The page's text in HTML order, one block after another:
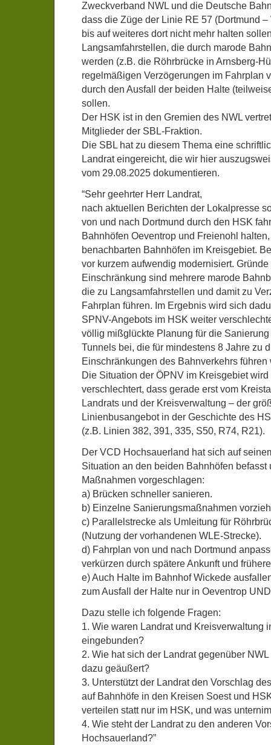
Zweckverband NWL und die Deutsche
dass die Züge der Linie RE 57 (Dortmund –
bis auf weiteres dort nicht mehr halten
Langsamfahrstellen, die durch marode
werden (z.B. die Röhrbrücke in Arnsberg-
regelmäßigen Verzögerungen im Fahrplan
durch den Ausfall der beiden Halte
sollen.
Der HSK ist in den Gremien des NWL
Mitglieder der SBL-Fraktion.
Die SBL hat zu diesem Thema eine
Landrat eingereicht, die wir hier
vom 29.08.2025 dokumentieren.
“Sehr geehrter Herr Landrat,
nach aktuellen Berichten der Lokalpresse
von und nach Dortmund durch den HSK
Bahnhöfen Oeventrop und Freienohl
benachbarten Bahnhöfen im Kreisgebiet.
vor kurzem aufwendig modernisiert.
Einschränkung sind mehrere marode
die zu Langsamfahrstellen und damit zu
Fahrplan führen. Im Ergebnis wird sich
SPNV-Angebots im HSK weiter
völlig mißglückte Planung für die
Tunnels bei, die für mindestens 8 Jahre zu
Einschränkungen des Bahnverkehrs führen
Die Situation der ÖPNV im Kreisgebiet
verschlechtert, dass gerade erst vom
Landrats und der Kreisverwaltung – der
Linienbusangebot in der Geschichte des
(z.B. Linien 382, 391, 335, S50, R74, R21).
Der VCD Hochsauerland hat sich auf
Situation an den beiden Bahnhöfen befasst
Maßnahmen vorgeschlagen:
a) Brücken schneller sanieren.
b) Einzelne Sanierungsmaßnahmen
c) Parallelstrecke als Umleitung für
(Nutzung der vorhandenen WLE-Strecke).
d) Fahrplan von und nach Dortmund
verkürzen durch spätere Ankunft und
e) Auch Halte im Bahnhof Wickede
zum Ausfall der Halte nur in Oeventrop
Dazu stelle ich folgende Fragen:
1. Wie waren Landrat und Kreisverwaltung
eingebunden?
2. Wie hat sich der Landrat gegenüber
dazu geäußert?
3. Unterstützt der Landrat den Vorschlag
auf Bahnhöfe in den Kreisen Soest und
verteilen statt nur im HSK, und was
4. Wie steht der Landrat zu den anderen
Hochsauerland?”